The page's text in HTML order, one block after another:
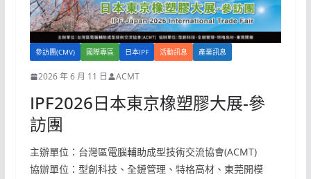
參訪團(CMV) 國際專區 日本IPF 活動訊息 產業訊息
2026 年 6 月 11 日 ACMT
IPF2026日本東京橡塑膠大展-參
訪團
主辦單位：台灣區電腦輔助成型技術交流協會(ACMT)
協辦單位：型創科技、全鏈管理、特格高材、東莞開模